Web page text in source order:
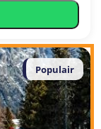
Populair